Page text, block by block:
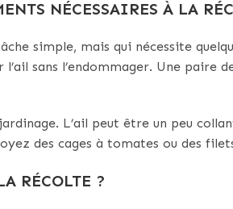
NÉCESSAIRES À LA
simple, mais qui nécessite
sans l’endommager. Une paire
L’ail peut être un peu
des cages à tomates ou des
RÉCOLTE ?